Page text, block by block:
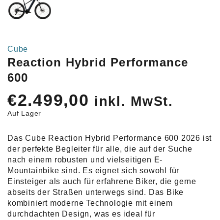
Cube
Reaction Hybrid Performance
600
€2.499,00 inkl. MwSt.
Auf Lager
Das Cube Reaction Hybrid Performance 600 2026 ist
der perfekte Begleiter für alle, die auf der Suche
nach einem robusten und vielseitigen E-
Mountainbike sind. Es eignet sich sowohl für
Einsteiger als auch für erfahrene Biker, die gerne
abseits der Straßen unterwegs sind. Das Bike
kombiniert moderne Technologie mit einem
durchdachten Design, was es ideal für